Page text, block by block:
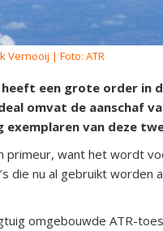
Vernooij | Foto: ATR
heeft een grote order in
omvat de aanschaf
exemplaren van deze
primeur, want het wordt
die nu al gebruikt worden
omgebouwde ATR-